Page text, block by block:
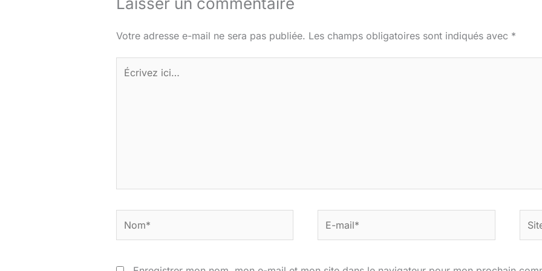
Votre adresse e-mail ne sera pas publiée. Les champs obligatoires sont indiqués avec *
Écrivez
ici…
mail*